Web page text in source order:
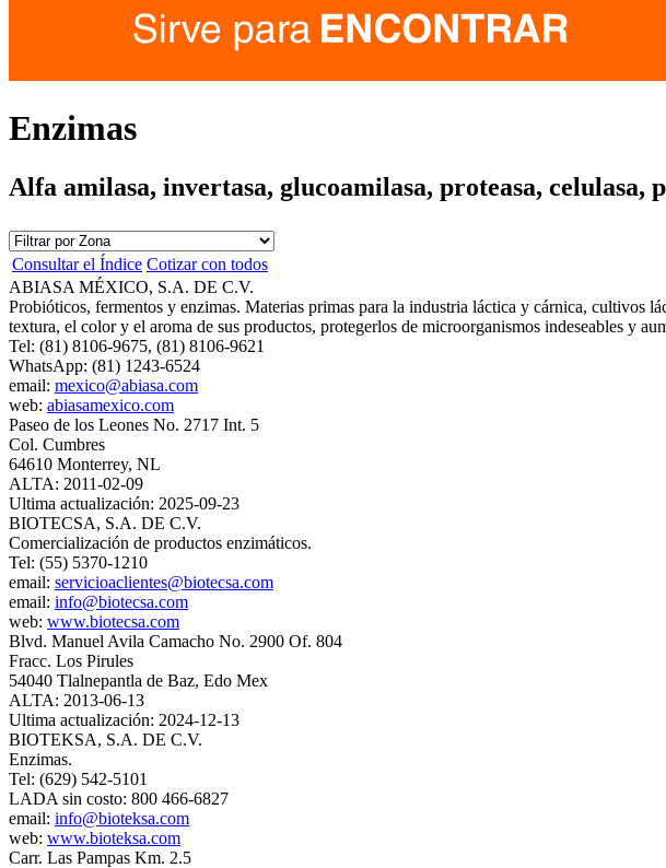
Enzimas
Alfa amilasa, invertasa, glucoamilasa, proteasa, celulasa,
Consultar el Índice Cotizar con todos
ABIASA MÉXICO, S.A. DE C.V.
Probióticos, fermentos y enzimas. Materias primas para la industria láctica y cárnica, cultivos
textura, el color y el aroma de sus productos, protegerlos de microorganismos indeseables y
Tel: (81) 8106-9675, (81) 8106-9621
WhatsApp: (81) 1243-6524
email: mexico@abiasa.com
web: abiasamexico.com
Paseo de los Leones No. 2717 Int. 5
Col. Cumbres
64610 Monterrey, NL
ALTA: 2011-02-09
Ultima actualización: 2025-09-23
BIOTECSA, S.A. DE C.V.
Comercialización de productos enzimáticos.
Tel: (55) 5370-1210
email: servicioaclientes@biotecsa.com
email: info@biotecsa.com
web: www.biotecsa.com
Blvd. Manuel Avila Camacho No. 2900 Of. 804
Fracc. Los Pirules
54040 Tlalnepantla de Baz, Edo Mex
ALTA: 2013-06-13
Ultima actualización: 2024-12-13
BIOTEKSA, S.A. DE C.V.
Enzimas.
Tel: (629) 542-5101
LADA sin costo: 800 466-6827
email: info@bioteksa.com
web: www.bioteksa.com
Carr. Las Pampas Km. 2.5